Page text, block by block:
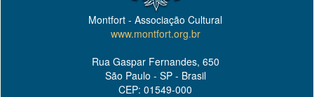
Montfort - Associação Cultural
www.montfort.org.br
Rua Gaspar Fernandes, 650
São Paulo - SP - Brasil
CEP: 01549-000